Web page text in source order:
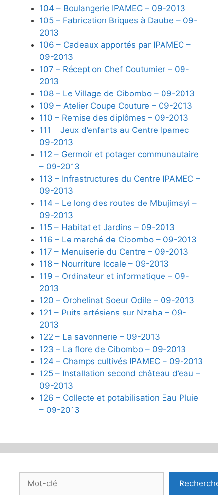
104 – Boulangerie IPAMEC – 09-2013
105 – Fabrication Briques à Daube – 09-
2013
106 – Cadeaux apportés par IPAMEC –
09-2013
107 – Réception Chef Coutumier – 09-
2013
108 – Le Village de Cibombo – 09-2013
109 – Atelier Coupe Couture – 09-2013
110 – Remise des diplômes – 09-2013
111 – Jeux d’enfants au Centre Ipamec –
09-2013
112 – Germoir et potager communautaire
– 09-2013
113 – Infrastructures du Centre IPAMEC –
09-2013
114 – Le long des routes de Mbujimayi –
09-2013
115 – Habitat et Jardins – 09-2013
116 – Le marché de Cibombo – 09-2013
117 – Menuiserie du Centre – 09-2013
118 – Nourriture locale – 09-2013
119 – Ordinateur et informatique – 09-
2013
120 – Orphelinat Soeur Odile – 09-2013
121 – Puits artésiens sur Nzaba – 09-
2013
122 – La savonnerie – 09-2013
123 – La flore de Cibombo – 09-2013
124 – Champs cultivés IPAMEC – 09-2013
125 – Installation second château d’eau –
09-2013
126 – Collecte et potabilisation Eau Pluie
– 09-2013
Rechercher